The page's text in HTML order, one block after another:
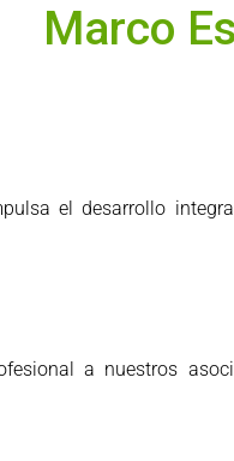
Marco
el desarrollo
a nuestros